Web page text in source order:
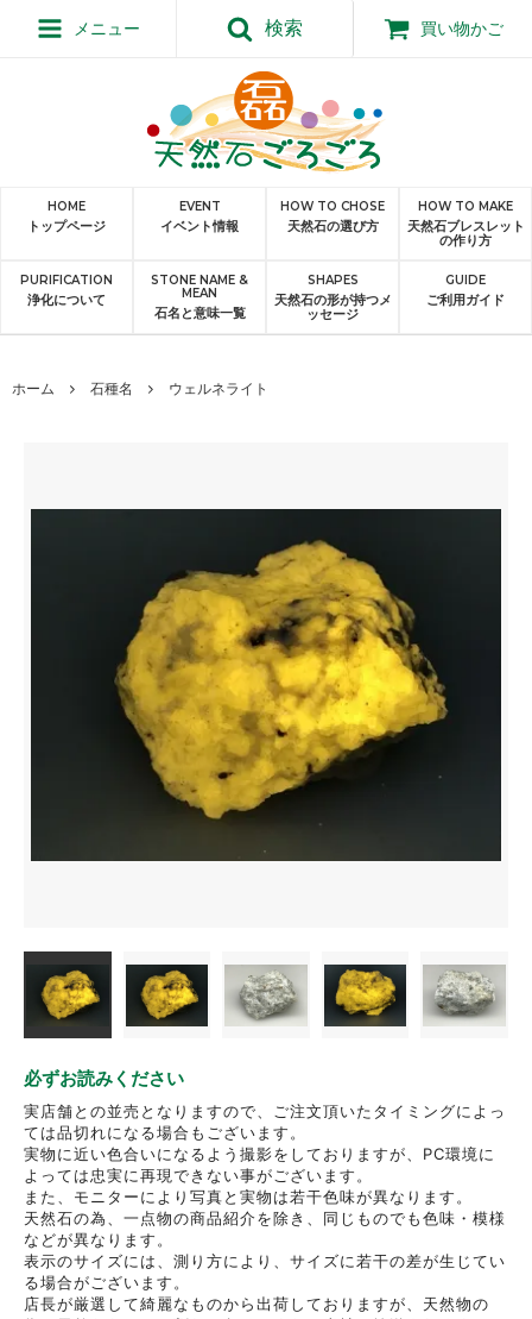
メニュー 検索 買い物かご
HOME
トップページ
EVENT
イベント情報
HOW TO CHOSE
天然石の選び方
HOW TO MAKE
天然石ブレスレット
の作り方
PURIFICATION
浄化について
STONE NAME &
MEAN
石名と意味一覧
SHAPES
天然石の形が持つメ
ッセージ
GUIDE
ご利用ガイド
ホーム 石種名 ウェルネライト
必ずお読みください
実店舗との並売となりますので、ご注文頂いたタイミングによっ
ては品切れになる場合もございます。
実物に近い色合いになるよう撮影をしておりますが、PC環境に
よっては忠実に再現できない事がございます。
また、モニターにより写真と実物は若干色味が異なります。
天然石の為、一点物の商品紹介を除き、同じものでも色味・模様
などが異なります。
表示のサイズには、測り方により、サイズに若干の差が生じてい
る場合がございます。
店長が厳選して綺麗なものから出荷しておりますが、天然物の